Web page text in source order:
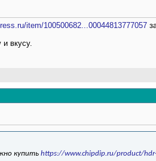
item/100500682...00044813777057
вкусу.
купить https://www.chipdip.ru/product/